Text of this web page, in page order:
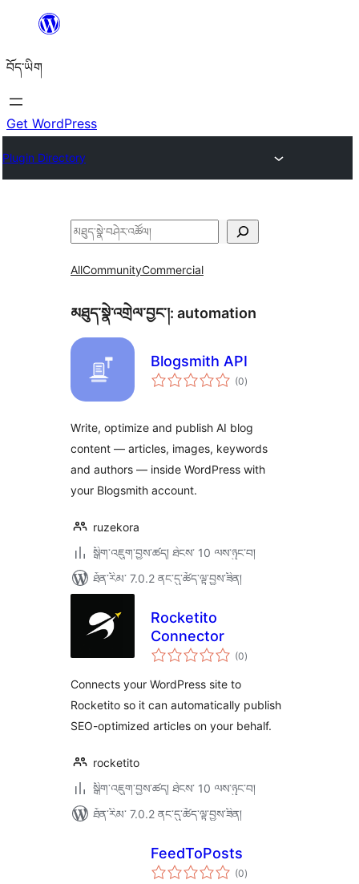
content
བོད་ཡིག
Get WordPress
Plugin Directory
བཤེར་
AllCommunityCommercial
མཐུད་སྣེ་འགྲེལ་བྱང་།: automation
Blogsmith API
(0གདེང་
འཇོག་
)
Write, optimize and publish AI blog
content — articles, images, keywords
and authors — inside WordPress with
your Blogsmith account.
ruzekora
སྒྲིག་འཇུག་བྱས་ཚད། ཐེངས་ 10 ལས་ཉུང་བ།
ཐོན་རིམ་ 7.0.2 ནང་དུ་ཚོད་ལྟ་བྱས་ཟིན།
Rocketito
Connector
(0གདེང་
འཇོག་
)
Connects your WordPress site to
Rocketito so it can automatically publish
SEO-optimized articles on your behalf.
rocketito
སྒྲིག་འཇུག་བྱས་ཚད། ཐེངས་ 10 ལས་ཉུང་བ།
ཐོན་རིམ་ 7.0.2 ནང་དུ་ཚོད་ལྟ་བྱས་ཟིན།
FeedToPosts
(0གདེང་
འཇོག་
)